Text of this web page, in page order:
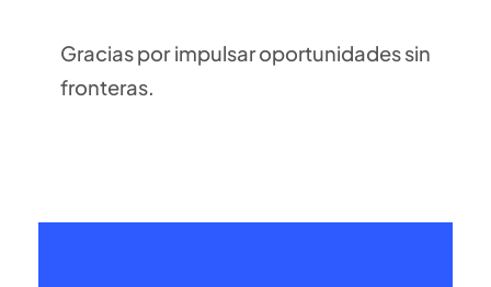
Gracias por impulsar oportunidades sin
fronteras.